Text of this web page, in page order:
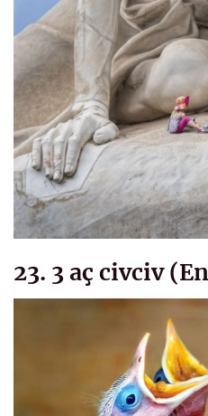
23. 3 aç civciv